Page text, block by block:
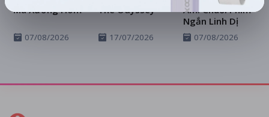
Ma Xưởng Hòm
07/08/2026
The Odyssey
17/07/2026
Ám: Chuỗi Phim
Ngắn Linh Dị
07/08/2026